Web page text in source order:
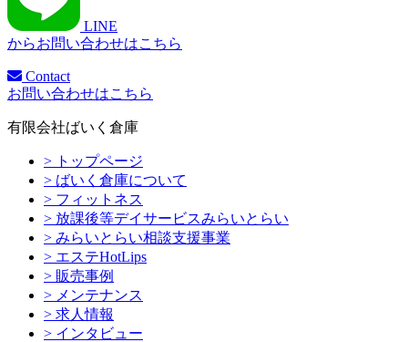
LINE
からお問い合わせはこちら
Contact
お問い合わせはこちら
有限会社ばいく倉庫
> トップページ
> ばいく倉庫について
> フィットネス
> 放課後等デイサービスみらいとらい
> みらいとらい相談支援事業
> エステHotLips
> 販売事例
> メンテナンス
> 求人情報
> インタビュー